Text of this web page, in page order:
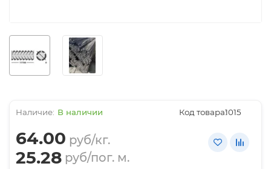
В наличии Код товара:1015
64.00 руб/кг.
25.28 руб/пог. м.